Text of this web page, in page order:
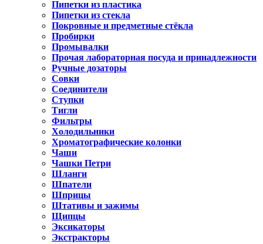
Пипетки из пластика
Пипетки из стекла
Покровные и предметные стёкла
Пробирки
Промывалки
Прочая лабораторная посуда и принадлежности
Ручные дозаторы
Совки
Соединители
Ступки
Тигли
Фильтры
Холодильники
Хроматографические колонки
Чаши
Чашки Петри
Шланги
Шпатели
Шприцы
Штативы и зажимы
Щипцы
Эксикаторы
Экстракторы